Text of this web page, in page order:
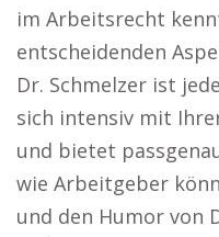
im Arbeitsrecht
entscheidenden
Dr. Schmelzer ist
sich intensiv mit
und bietet
wie Arbeitgeber
und den Humor von